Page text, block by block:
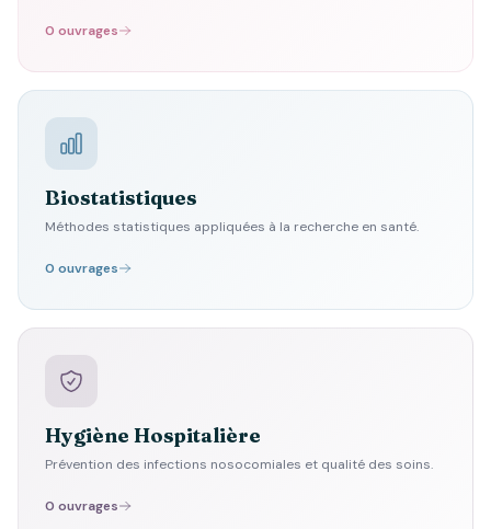
0 ouvrages
Biostatistiques
Méthodes statistiques appliquées à la recherche en santé.
0 ouvrages
Hygiène Hospitalière
Prévention des infections nosocomiales et qualité des soins.
0 ouvrages